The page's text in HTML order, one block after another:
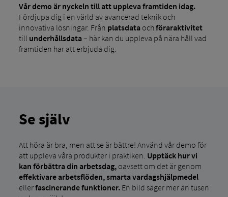
Vår demo är nyckeln till att uppleva framtiden idag.
Fördjupa dig i en värld av avancerad teknik och
innovativa lösningar. Från platsdataoch föraraktivitet
till underhållsdata– här kan du uppleva på nära håll vad
framtiden har att erbjuda dig.
Se själv
Att höra är bra, men att se är bättre! Använd vår demo för
att uppleva våra produkter i praktiken. Upptäck hur vi
kan förbättra din arbetsdag,oavsett om det är genom
effektivare arbetsflöden, smarta vardagshjälpmedel
ellerfascinerande funktioner.En bild säger mer än tusen